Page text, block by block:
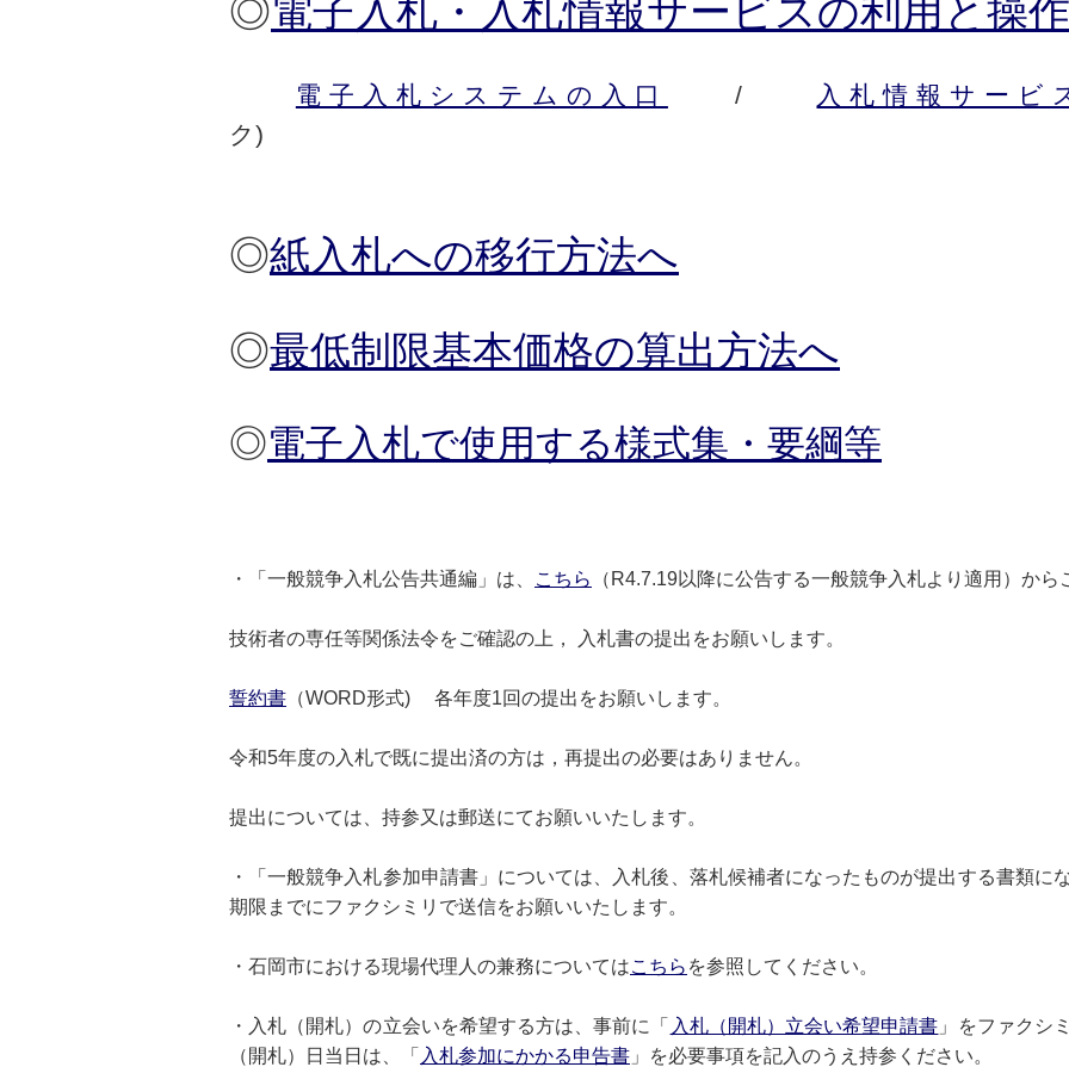
◎電子入札・入札情報サービスの利用と操
電子入札システムの入口 / 入札情報サービ
◎紙入札への移行方法へ
◎最低制限基本価格の算出方法へ
◎電子入札で使用する様式集・要綱等
・「一般競争入札公告共通編」は、 こちら （R4.7.19以降に公告する一般競争入札より適用）から
技術者の専任等関係法令をご確認の上， 入札書の提出をお願いします。
誓約書 （WORD形式) 各年度1回の提出をお願いします。
令和5年度の入札で既に提出済の方は，再提出の必要はありません。
提出については、持参又は郵送にてお願いいたします。
・「一般競争入札参加申請書」については、入札後、落札候補者になったものが提出する書類に
期限までにファクシミリで送信をお願いいたします。
・石岡市における現場代理人の兼務についてはこちら を参照してください。
・入札（開札）の立会いを希望する方は、事前に「 入札（開札）立会い希望申請書 」をファクシ
（開札）日当日は、「 入札参加にかかる申告書 」を必要事項を記入のうえ持参ください。